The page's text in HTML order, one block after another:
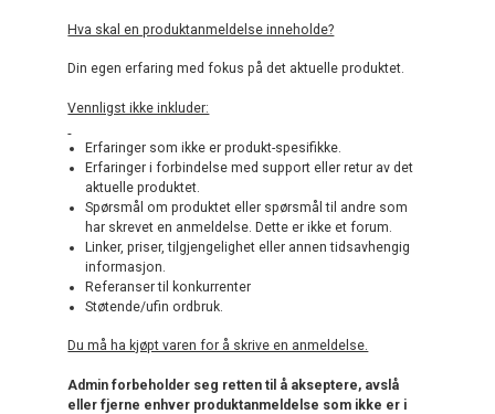
Hva skal en produktanmeldelse inneholde?
Din egen erfaring med fokus på det aktuelle produktet.
Vennligst ikke inkluder:
Erfaringer som ikke er produkt-spesifikke.
Erfaringer i forbindelse med support eller retur av det
aktuelle produktet.
Spørsmål om produktet eller spørsmål til andre som
har skrevet en anmeldelse. Dette er ikke et forum.
Linker, priser, tilgjengelighet eller annen tidsavhengig
informasjon.
Referanser til konkurrenter
Støtende/ufin ordbruk.
Du må ha kjøpt varen for å skrive en anmeldelse.
Admin forbeholder seg retten til å akseptere, avslå
eller fjerne enhver produktanmeldelse som ikke er i